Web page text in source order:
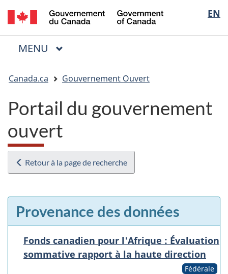
Passer
au
contenu
Passer
à
« Au
Passer
à
la
EN
of
Menu
MENU PRINCIPAL
êtes
ici
Canada.ca Gouvernement Ouvert
Portail du gouvernement
ouvert
Retour à la page de recherche
Provenance des données
Fonds canadien pour l'Afrique : Évaluation
sommative rapport à la haute direction
Fédérale